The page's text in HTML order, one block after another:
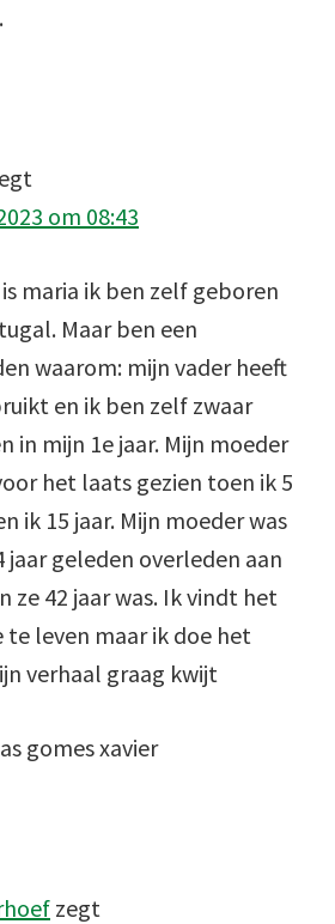
om 08:43
maria ik ben zelf geboren
Maar ben een
waarom: mijn vader heeft
en ik ben zelf zwaar
in mijn 1e jaar. Mijn moeder
het laats gezien toen ik 5
ik 15 jaar. Mijn moeder was
jaar geleden overleden aan
ze 42 jaar was. Ik vindt het
te leven maar ik doe het
verhaal graag kwijt
gomes xavier
zegt